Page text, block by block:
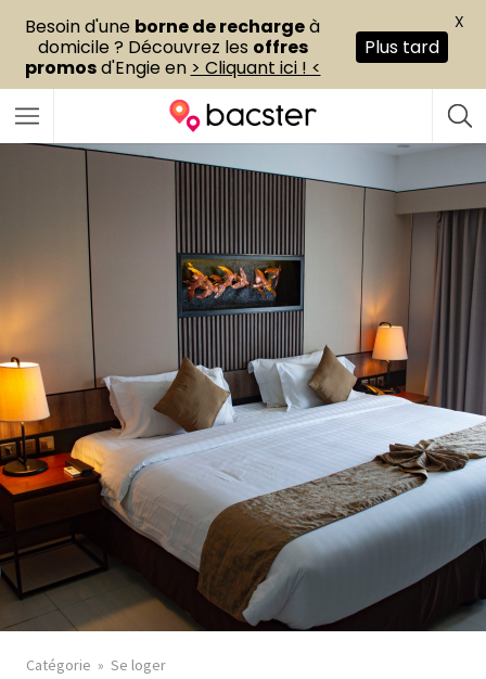
Catégorie Se loger
Besoin d'une borne de rechargeà
domicile ? Découvrez les offres
promosd'Engie en > Cliquant ici ! <
Plus tard
X